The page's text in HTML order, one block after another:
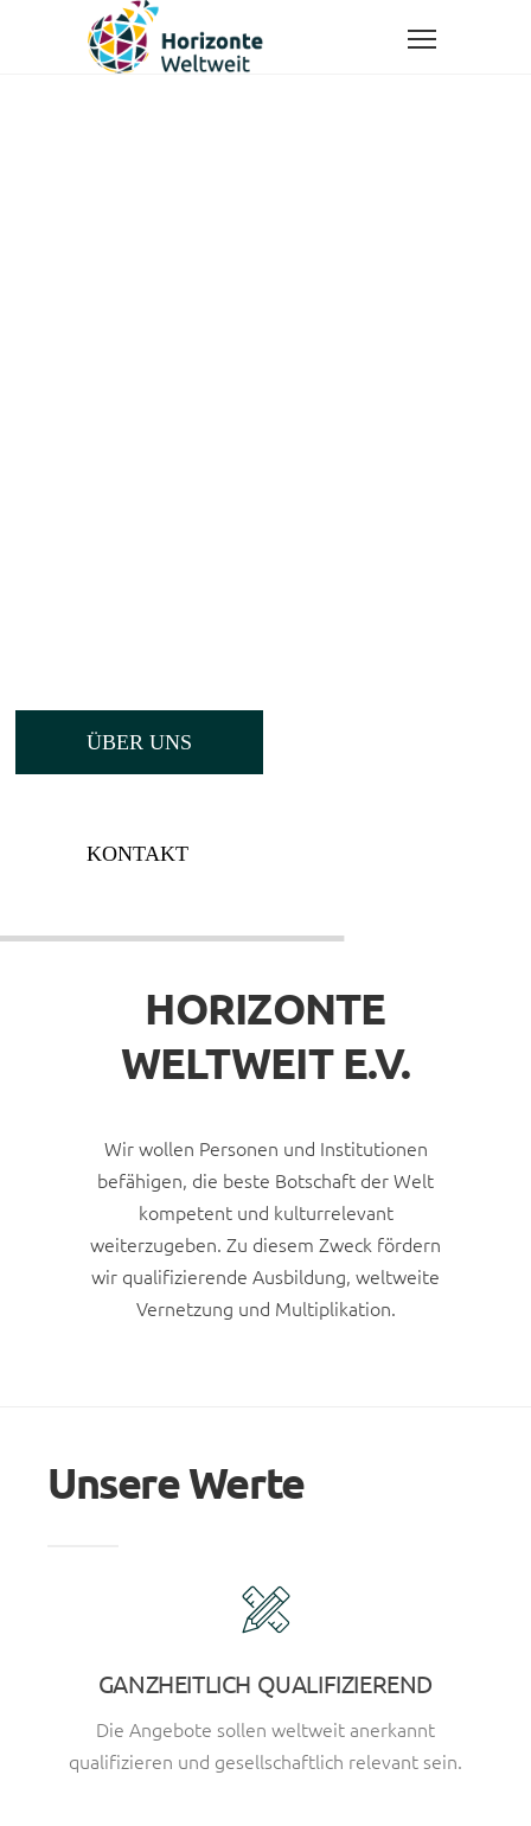
ÜBER UNS
KONTAKT
HORIZONTE
WELTWEIT E.V.
Wir wollen Personen und Institutionen
befähigen, die beste Botschaft der Welt
kompetent und kulturrelevant
weiterzugeben. Zu diesem Zweck fördern
wir qualifizierende Ausbildung, weltweite
Vernetzung und Multiplikation.
Unsere Werte
GANZHEITLICH QUALIFIZIEREND
Die Angebote sollen weltweit anerkannt
qualifizieren und gesellschaftlich relevant sein.